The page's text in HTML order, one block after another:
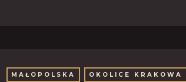
MAŁOPOLSKA OKOLICE KRAKOWA